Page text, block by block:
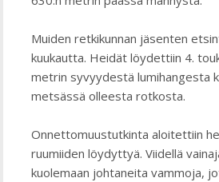
Muiden retkikunnan jäsenten
kuukautta. Heidät löydettiin 4.
metrin syvyydestä lumihangesta
metsässä olleesta rotkosta.
Onnettomuustutkinta aloitettiin
ruumiiden löydyttyä. Viidellä
kuolemaan johtaneita vammoja,